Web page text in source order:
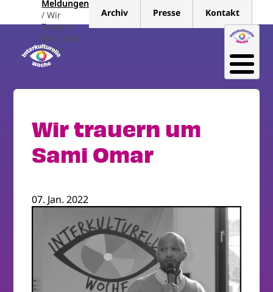
Meldungen
Wir
Trauern
Um Sami
Omar
Archiv Presse Kontakt
Wir trauern um
Sami Omar
07. Jan. 2022